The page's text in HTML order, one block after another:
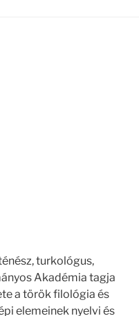
turkológus,
Akadémia tagja
a török filológia és
elemeinek nyelvi és